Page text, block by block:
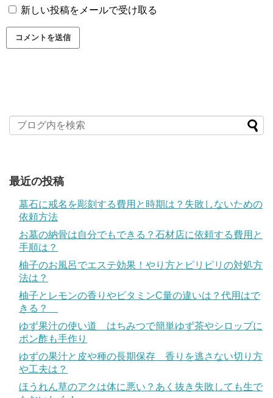
新しい投稿をメールで受け取る
最近の投稿
墓石に戒名を彫刻する費用と時期は？失敗しないための
依頼方法
お墓の納骨は自分でもできる？石材店に依頼する費用と
手順は？
柚子のお風呂でエステ効果！やり方とピリピリの対処方
法は？
柚子とレモンの香りやビタミンC量の違いは？代用はで
きる？
ゆず果汁の使い道 はちみつで簡単ゆず茶やシロップに
ポン酢も手作り
ゆずの果汁と皮や種の長期保存 香りを逃さない切り方
や工夫は？
ほうれん草のアクは体に悪い？あく抜き失敗しても生で